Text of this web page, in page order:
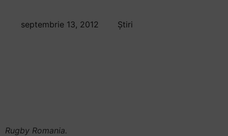
septembrie 13, 2012 Știri
Rugby Romania.